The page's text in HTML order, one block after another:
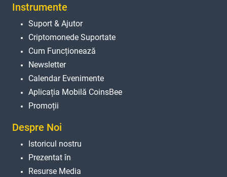
Instrumente
Suport & Ajutor
Criptomonede Suportate
Cum Funcționează
Newsletter
Calendar Evenimente
Aplicația Mobilă CoinsBee
Promoții
Despre Noi
Istoricul nostru
Prezentat în
Resurse Media